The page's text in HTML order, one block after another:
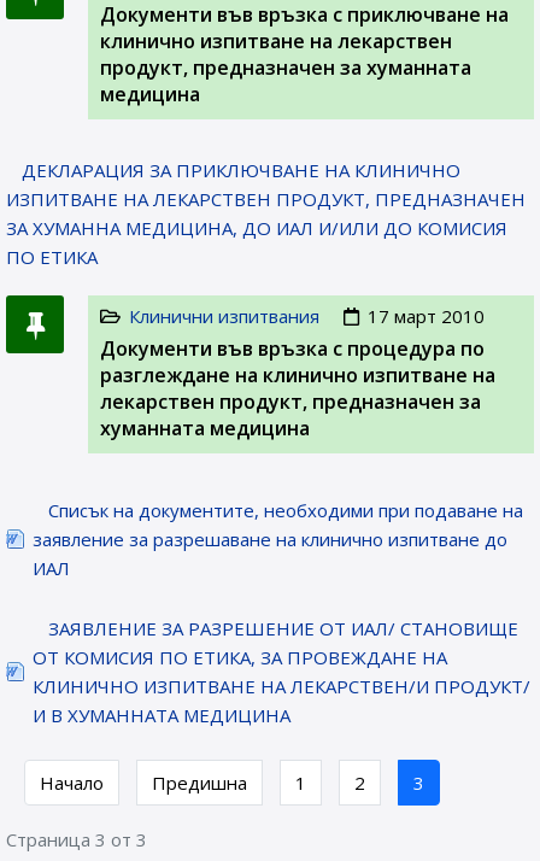
Документи във връзка с приключване на
клинично изпитване на лекарствен
продукт, предназначен за хуманната
медицина
ДЕКЛАРАЦИЯ ЗА ПРИКЛЮЧВАНЕ НА КЛИНИЧНО
ИЗПИТВАНЕ НА ЛЕКАРСТВЕН ПРОДУКТ, ПРЕДНАЗНАЧЕН
ЗА ХУМАННА МЕДИЦИНА, ДО ИАЛ И/ИЛИ ДО КОМИСИЯ
ПО ЕТИКА
Клинични изпитвания 17 март 2010
Документи във връзка с процедура по
разглеждане на клинично изпитване на
лекарствен продукт, предназначен за
хуманната медицина
Списък на документите, необходими при подаване на
заявление за разрешаване на клинично изпитване до
ИАЛ
ЗАЯВЛЕНИЕ ЗА РАЗРЕШЕНИЕ ОТ ИАЛ/ СТАНОВИЩЕ
ОТ КОМИСИЯ ПО ЕТИКА, ЗА ПРОВЕЖДАНЕ НА
КЛИНИЧНО ИЗПИТВАНЕ НА ЛЕКАРСТВЕН/И ПРОДУКТ/
И В ХУМАННАТА МЕДИЦИНА
Начало Предишна 1 2 3
Страница 3 от 3